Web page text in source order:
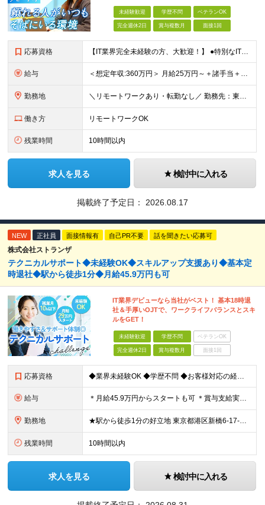
未経験歓迎 学歴不問 ベテランOK
完全週休2日 賞与複数月 面接1回
応募資格 【IT業界完全未経験の方、大歓迎！】 ●特別なITスキルや知識は一切不問です！ ※学歴不問 ～1つでも当てはまる方は大歓迎！～ ★「IT業界に興味があるけど知識がない」という方 ★「誰かに質問しやす
給与 ＜想定年収:360万円＞ 月給25万円～＋諸手当＋決算賞与＋寸志の計2回（住宅補助あり） ※経験・スキルを考慮の上決定 ※固定残業代（30時間分／4万8000円～）含む。超過分は別途全額支給 ※試用期
勤務地 ＼リモートワークあり・転勤なし／ 勤務先：東京都23区、神奈川県、千葉県、埼玉県の各プロジェクト先 ※リモートワーク可能ですが案件により変更の場合がございます。 ■本社 東京都豊島区南池袋1-16-
働き方 リモートワークOK
残業時間 10時間以内
求人を見る 検討中に入れる
掲載終了予定日： 2026.08.17
NEW 正社員 面接情報有 自己PR不要 話を聞きたい応募可
株式会社ストランザ
テクニカルサポート◆未経験OK◆スキルアップ支援あり◆基本定
時退社◆駅から徒歩1分◆月給45.9万円も可
IT業界デビューなら当社がベスト！ 基本18時退
社＆手厚いOJTで、ワークライフバランスとスキ
ルをGET！
未経験歓迎 学歴不問 ベテランOK
完全週休2日 賞与複数月 面接1回
応募資格 ◆業界未経験OK ◆学歴不問 ◆お客様対応の経験がある方（目安：1年以上） ＼こんな方はすぐにご活躍いただけます／ ※必須ではございませんので、ご安心ください！ ◇レセプトコンピューターの知識がある
給与 ＊月給45.9万円からスタートも可 ＊賞与支給実績あり（業績連動型） ＊年収500万円以上も可能！ 月給292,000円～459,000円 ※月給は経験・スキルを考慮し決定しています ※給与には固
勤務地 ★駅から徒歩1分の好立地 東京都港区新橋6-17-21 住友不動産 御成門駅前ビル 3F (変更の範囲)上記を除く当社関連勤務地
残業時間 10時間以内
求人を見る 検討中に入れる